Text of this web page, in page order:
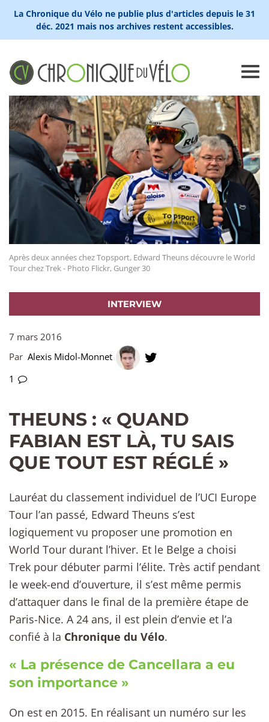
La Chronique du Vélo ne publie plus d'articles depuis le 31
déc. 2021 mais nos archives restent accessibles.
Après deux années chez Topsport, Edward Theuns découvre le World
Tour chez Trek - Photo Flickr, Gunger 30
INTERVIEW
7 mars 2016
Par Alexis Midol-Monnet
1
THEUNS : « QUAND
FABIAN EST LÀ, TU SAIS
QUE TOUT EST RÉGLÉ »
Lauréat du classement individuel de l’UCI Europe
Tour l’an passé, Edward Theuns s’est
logiquement vu proposer une promotion en
World Tour durant l’hiver. Et le Belge a choisi
Trek pour débuter parmi l’élite. Très actif pendant
le week-end d’ouverture, il s’est même permis
d’attaquer dans le final de la première étape de
Paris-Nice. A 24 ans, il est plein d’envie et l’a
confié à la Chronique du Vélo.
« La présence de Cancellara a eu
son importance »
On est en 2015. En réalisant un numéro sur les